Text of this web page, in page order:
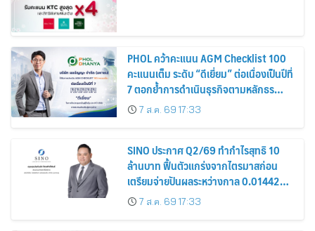
PHOL คว้าคะแนน AGM Checklist 100
คะแนนเต็ม ระดับ “ดีเยี่ยม” ต่อเนื่องเป็นปีที่
7 ตอกย้ำการดำเนินธุรกิจตามหลักธร
รมาภิบาล โปร่งใส สร้างความเชื่อมั่นผู้ถือ
หุ้น
7 ส.ค. 69 17:33
SINO ประกาศ Q2/69 ทำกำไรสุทธิ 10
ล้านบาท ฟื้นตัวแกร่งจากไตรมาสก่อน
เตรียมจ่ายปันผลระหว่างกาล 0.014423
บาทต่อหุ้น ครึ่งปีหลังมุ่งเติบโตต่อเนื่อง
7 ส.ค. 69 17:33